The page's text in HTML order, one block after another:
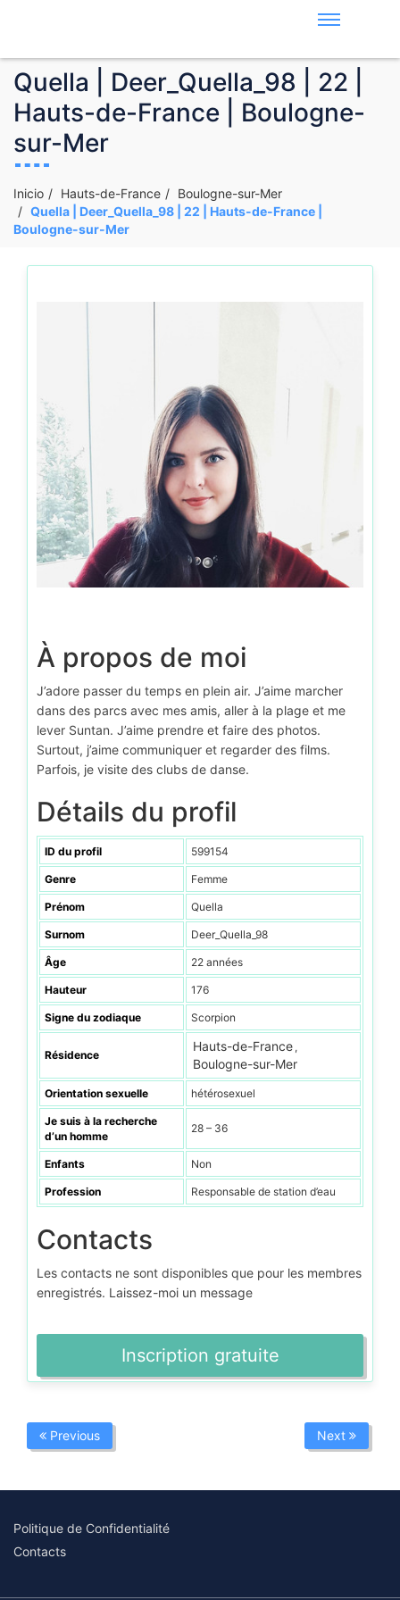
Quella | Deer_Quella_98 | 22 |
Hauts-de-France | Boulogne-
sur-Mer
Inicio Hauts-de-France
Boulogne-sur-Mer
Quella | Deer_Quella_98 | 22 | Hauts-de-France |
Boulogne-sur-Mer
À propos de moi
J’adore passer du temps en plein air. J’aime marcher
dans des parcs avec mes amis, aller à la plage et me
lever Suntan. J’aime prendre et faire des photos.
Surtout, j’aime communiquer et regarder des films.
Parfois, je visite des clubs de danse.
Détails du profil
ID du profil 599154
Genre Femme
Prénom Quella
Surnom Deer_Quella_98
Âge 22 années
Hauteur 176
Signe du zodiaque Scorpion
Résidence
Hauts-de-France ,
Boulogne-sur-Mer
Orientation sexuelle hétérosexuel
Je suis à la recherche
d’un homme
28 – 36
Enfants Non
Profession Responsable de station d’eau
Contacts
Les contacts ne sont disponibles que pour les membres
enregistrés. Laissez-moi un message
Inscription gratuite
Previous Next
Politique de Confidentialité
Contacts